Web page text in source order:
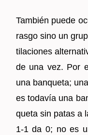
Tam­bién puede
rasgo sino un
ti­la­cio­nes
de una vez. Por
una ban­que­ta;
es to­da­vía una
que­ta sin patas a
1-1 da 0; no es